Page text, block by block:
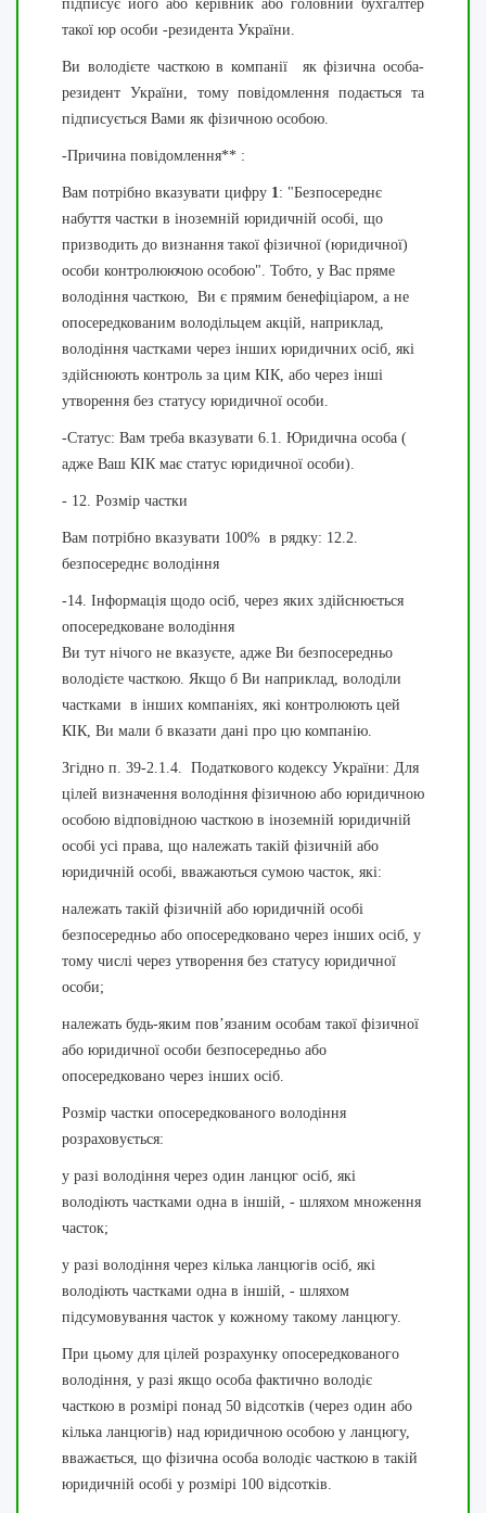
підписує його або керівник або головний бухгалтер
такої юр особи -резидента України.
Ви володієте часткою в компанії як фізична особа-
резидент України, тому повідомлення подається та
підписується Вами як фізичною особою.
-Причина повідомлення** :
Вам потрібно вказувати цифру 1: "Безпосереднє
набуття частки в іноземній юридичній особі, що
призводить до визнання такої фізичної (юридичної)
особи контролюючою особою". Тобто, у Вас пряме
володіння часткою, Ви є прямим бенефіціаром, а не
опосередкованим володільцем акцій, наприклад,
володіння частками через інших юридичних осіб, які
здійснюють контроль за цим КІК, або через інші
утворення без статусу юридичної особи.
-Статус: Вам треба вказувати 6.1. Юридична особа (
адже Ваш КІК має статус юридичної особи).
- 12. Розмір частки
Вам потрібно вказувати 100% в рядку: 12.2.
безпосереднє володіння
-14. Інформація щодо осіб, через яких здійснюється
опосередковане володіння
Ви тут нічого не вказуєте, адже Ви безпосередньо
володієте часткою. Якщо б Ви наприклад, володіли
частками в інших компаніях, які контролюють цей
КІК, Ви мали б вказати дані про цю компанію.
Згідно п. 39-2.1.4. Податкового кодексу України: Для
цілей визначення володіння фізичною або юридичною
особою відповідною часткою в іноземній юридичній
особі усі права, що належать такій фізичній або
юридичній особі, вважаються сумою часток, які:
належать такій фізичній або юридичній особі
безпосередньо або опосередковано через інших осіб, у
тому числі через утворення без статусу юридичної
особи;
належать будь-яким пов’язаним особам такої фізичної
або юридичної особи безпосередньо або
опосередковано через інших осіб.
Розмір частки опосередкованого володіння
розраховується:
у разі володіння через один ланцюг осіб, які
володіють частками одна в іншій, - шляхом множення
часток;
у разі володіння через кілька ланцюгів осіб, які
володіють частками одна в іншій, - шляхом
підсумовування часток у кожному такому ланцюгу.
При цьому для цілей розрахунку опосередкованого
володіння, у разі якщо особа фактично володіє
часткою в розмірі понад 50 відсотків (через один або
кілька ланцюгів) над юридичною особою у ланцюгу,
вважається, що фізична особа володіє часткою в такій
юридичній особі у розмірі 100 відсотків.